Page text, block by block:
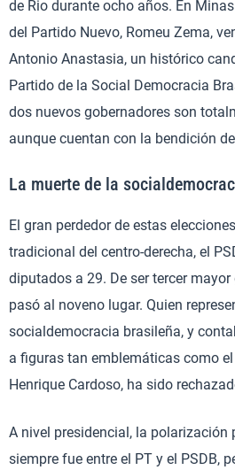
de Rio durante ocho años. En
del Partido Nuevo, Romeu Zema,
Antonio Anastasia, un histórico
Partido de la Social Democracia
dos nuevos gobernadores son
aunque cuentan con la bendición
La muerte de la
El gran perdedor de estas
tradicional del centro-derecha, el
diputados a 29. De ser tercer
pasó al noveno lugar. Quien
socialdemocracia brasileña, y
a figuras tan emblemáticas como
Henrique Cardoso, ha sido
A nivel presidencial, la polarización
siempre fue entre el PT y el PSDB,